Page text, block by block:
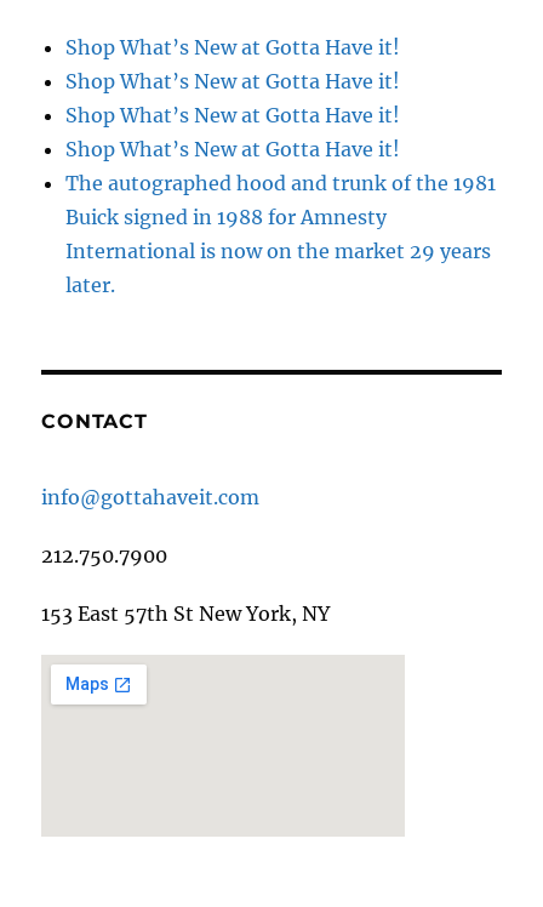
Shop What’s New at Gotta Have it!
Shop What’s New at Gotta Have it!
Shop What’s New at Gotta Have it!
Shop What’s New at Gotta Have it!
The autographed hood and trunk of the 1981
Buick signed in 1988 for Amnesty
International is now on the market 29 years
later.
CONTACT
info@gottahaveit.com
212.750.7900
153 East 57th St New York, NY